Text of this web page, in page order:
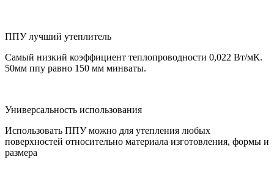
ППУ лучший утеплитель
Самый низкий коэффициент теплопроводности 0,022 Вт/мК.
50мм ппу равно 150 мм минваты.
Универсальность использования
Использовать ППУ можно для утепления любых
поверхностей относительно материала изготовления, формы и
размера